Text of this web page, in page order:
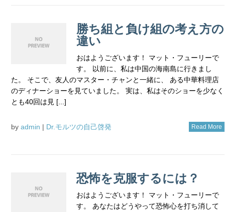
勝ち組と負け組の考え方の
違い
おはようございます！ マット・フューリーで
す。 以前に、私は中国の海南島に行きまし
た。 そこで、友人のマスター・チャンと一緒に、 ある中華料理店
のディナーショーを見ていました。 実は、私はそのショーを少なく
とも40回は見 [...]
by admin | Dr.モルツの自己啓発 Read More
恐怖を克服するには？
おはようございます！ マット・フューリーで
す。 あなたはどうやって恐怖心を打ち消して